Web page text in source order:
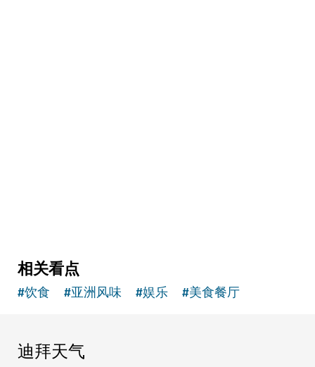
相关看点
#饮食 #亚洲风味 #娱乐 #美食餐厅
迪拜天气